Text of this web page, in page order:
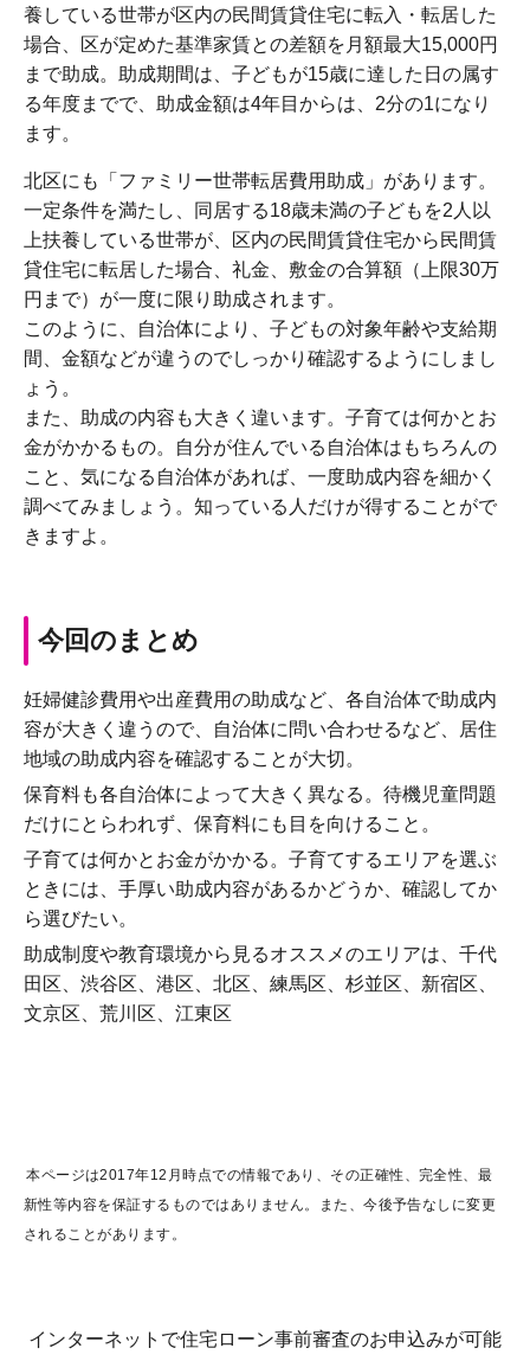
養している世帯が区内の民間賃貸住宅に転入・転居した
場合、区が定めた基準家賃との差額を月額最大15,000円
まで助成。助成期間は、子どもが15歳に達した日の属す
る年度までで、助成金額は4年目からは、2分の1になり
ます。
北区にも「ファミリー世帯転居費用助成」があります。
一定条件を満たし、同居する18歳未満の子どもを2人以
上扶養している世帯が、区内の民間賃貸住宅から民間賃
貸住宅に転居した場合、礼金、敷金の合算額（上限30万
円まで）が一度に限り助成されます。
このように、自治体により、子どもの対象年齢や支給期
間、金額などが違うのでしっかり確認するようにしまし
ょう。
また、助成の内容も大きく違います。子育ては何かとお
金がかかるもの。自分が住んでいる自治体はもちろんの
こと、気になる自治体があれば、一度助成内容を細かく
調べてみましょう。知っている人だけが得することがで
きますよ。
今回のまとめ
妊婦健診費用や出産費用の助成など、各自治体で助成内
容が大きく違うので、自治体に問い合わせるなど、居住
地域の助成内容を確認することが大切。
保育料も各自治体によって大きく異なる。待機児童問題
だけにとらわれず、保育料にも目を向けること。
子育ては何かとお金がかかる。子育てするエリアを選ぶ
ときには、手厚い助成内容があるかどうか、確認してか
ら選びたい。
助成制度や教育環境から見るオススメのエリアは、千代
田区、渋谷区、港区、北区、練馬区、杉並区、新宿区、
文京区、荒川区、江東区
本ページは2017年12月時点での情報であり、その正確性、完全性、最
新性等内容を保証するものではありません。また、今後予告なしに変更
されることがあります。
インターネットで住宅ローン事前審査のお申込みが可能